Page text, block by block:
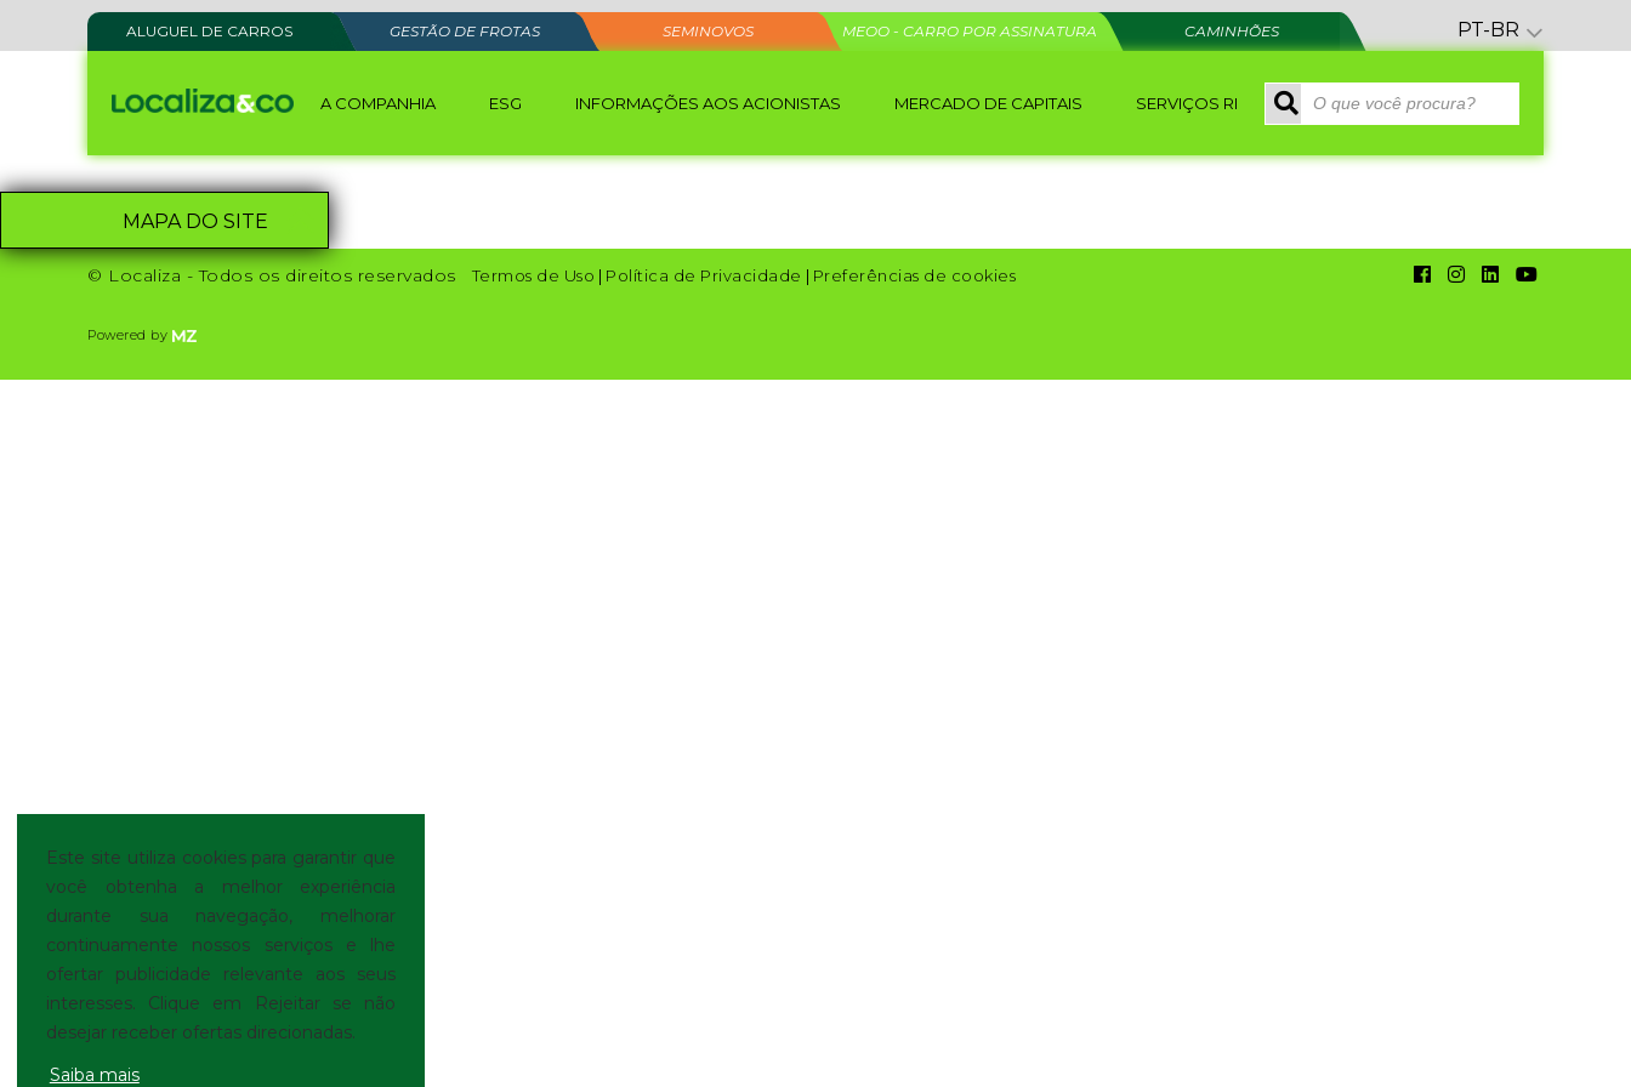
Este site utiliza cookies para garantir que
você obtenha a melhor experiência
durante sua navegação, melhorar
continuamente nossos serviços e lhe
ofertar publicidade relevante aos seus
interesses. Clique em Rejeitar se não
desejar receber ofertas direcionadas.
Saiba mais
ALUGUEL DE CARROS GESTÃO DE FROTAS SEMINOVOS MEOO - CARRO POR ASSINATURA CAMINHÕES PT-BR
A COMPANHIA ESG INFORMAÇÕES AOS ACIONISTAS MERCADO DE CAPITAIS SERVIÇOS RI
MAPA DO SITE
© Localiza - Todos os direitos reservados Termos de Uso | Política de Privacidade | Preferências de cookies
Powered by